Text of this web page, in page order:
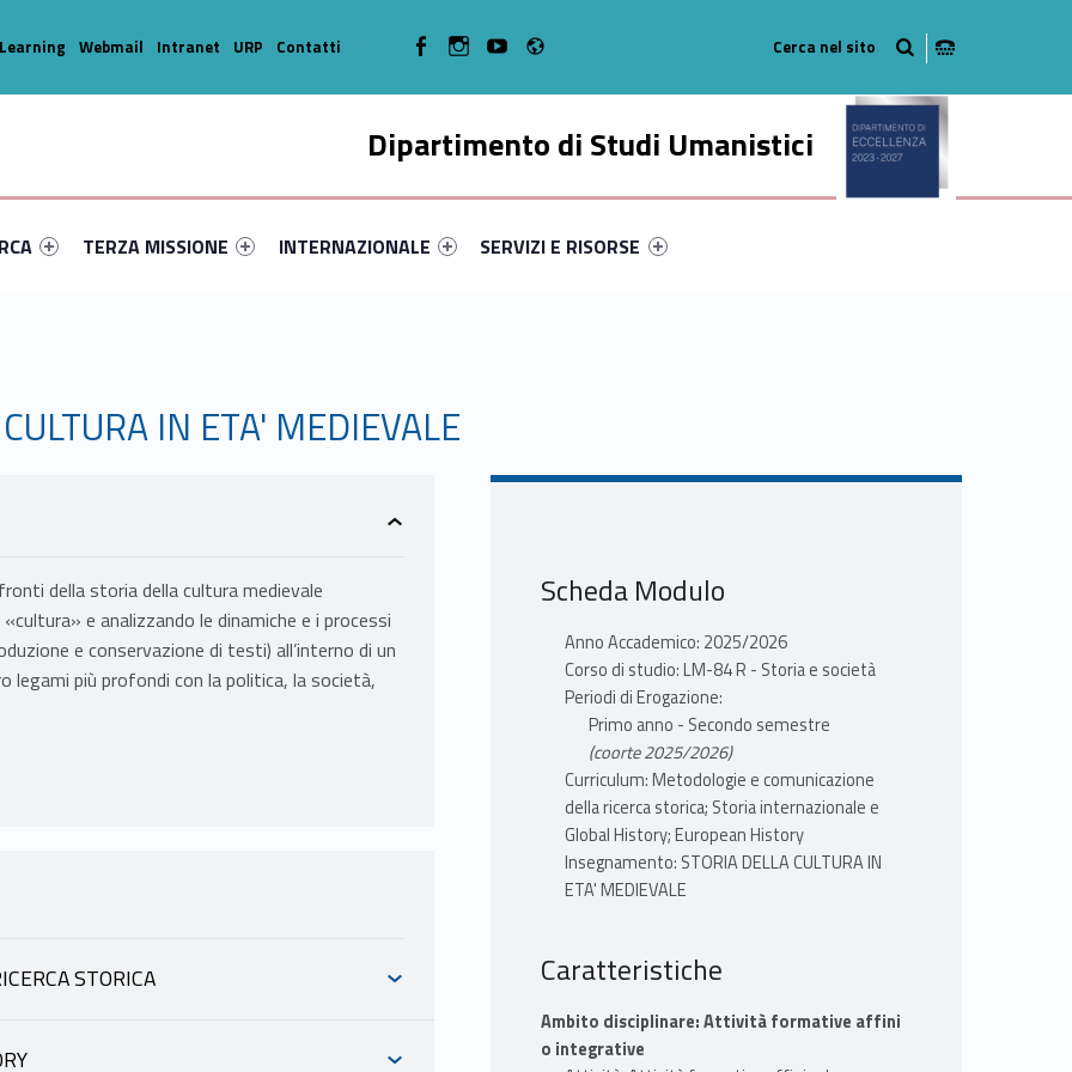
Dipartimento di Studi Umanistici
primary-39163-14
#link-menu-primary-21936-35
Link identifier #link-menu-primary-64615-45
TERZA MISSIONE
Link identifier #link-menu-primary-57720-49
INTERNAZIONALE
Link identifier #link-menu-primary-12805-56
SERVIZI E RISORSE
Webmail Intranet URP Contatti WebMan on FacebookWebMan on Instagram
WebMan on Youtube
IN ETA' MEDIEVALE
della storia della cultura medievale
e analizzando le dinamiche e i processi
e conservazione di testi) all’interno di un
legami più profondi con la politica, la società,
STORICA
Scheda Modulo
Anno Accademico: 2025/2026
Corso di studio: LM-84 R - Storia e società
Periodi di Erogazione:
Primo anno - Secondo semestre
(coorte 2025/2026)
Curriculum: Metodologie e comunicazione
della ricerca storica; Storia internazionale e
Global History; European History
Insegnamento: STORIA DELLA CULTURA IN
ETA' MEDIEVALE
Caratteristiche
Ambito disciplinare: Attività formative affini
o integrative